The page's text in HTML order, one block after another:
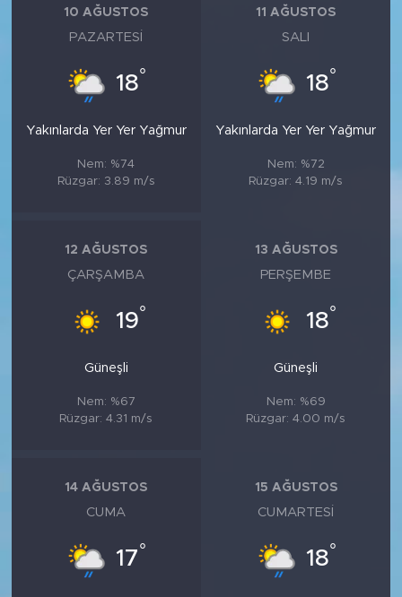
10 AĞUSTOS
PAZARTESI
18°
Yakınlarda Yer Yer Yağmur
Nem: %74
Rüzgar: 3.89 m/s
11 AĞUSTOS
SALI
18°
Yakınlarda Yer Yer Yağmur
Nem: %72
Rüzgar: 4.19 m/s
12 AĞUSTOS
ÇARŞAMBA
19°
Güneşli
Nem: %67
Rüzgar: 4.31 m/s
13 AĞUSTOS
PERŞEMBE
18°
Güneşli
Nem: %69
Rüzgar: 4.00 m/s
14 AĞUSTOS
CUMA
17°
15 AĞUSTOS
CUMARTESI
18°